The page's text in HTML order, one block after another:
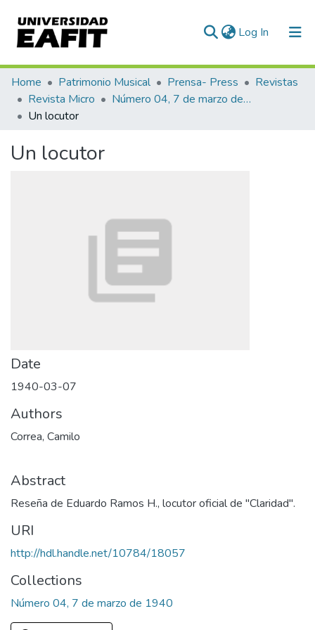
Log In (current)
Communities & Collections
All of DSpace
Home Patrimonio Musical Prensa- Press
Revistas
Revista Micro
Número 04, 7 de marzo de 1940
Un locutor
Un locutor
Date
1940-03-07
Authors
Correa, Camilo
Abstract
Reseña de Eduardo Ramos H., locutor oficial de "Claridad".
URI
http://hdl.handle.net/10784/18057
Collections
Número 04, 7 de marzo de 1940